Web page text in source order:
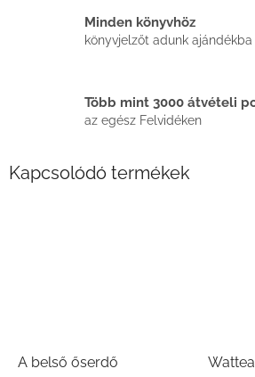
Minden könyvhöz
könyvjelzőt adunk ajándékba
Több mint 3000 átvételi
az egész Felvidéken
Kapcsolódó termékek
A belső őserdő